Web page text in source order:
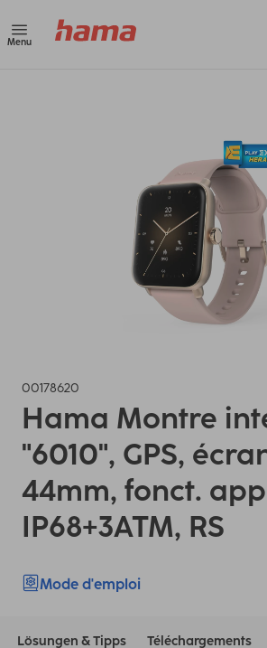
Menu
00178620
Hama Montre
"6010", GPS,
44mm, fonct.
IP68+3ATM, RS
Mode d'emploi
Lösungen & Tipps Téléchargements